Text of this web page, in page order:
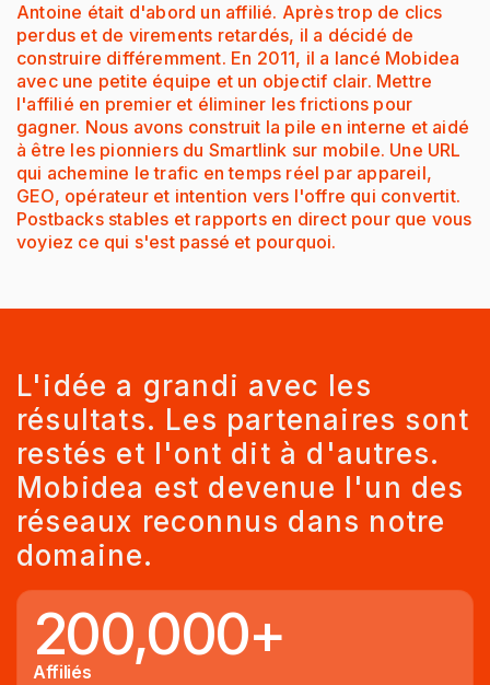
Antoine était d'abord un affilié. Après trop de clics
perdus et de virements retardés, il a décidé de
construire différemment. En 2011, il a lancé Mobidea
avec une petite équipe et un objectif clair. Mettre
l'affilié en premier et éliminer les frictions pour
gagner. Nous avons construit la pile en interne et aidé
à être les pionniers du Smartlink sur mobile. Une URL
qui achemine le trafic en temps réel par appareil,
GEO, opérateur et intention vers l'offre qui convertit.
Postbacks stables et rapports en direct pour que vous
voyiez ce qui s'est passé et pourquoi.
L'idée a grandi avec les
résultats. Les partenaires sont
restés et l'ont dit à d'autres.
Mobidea est devenue l'un des
réseaux reconnus dans notre
domaine.
Affiliés
200,000+